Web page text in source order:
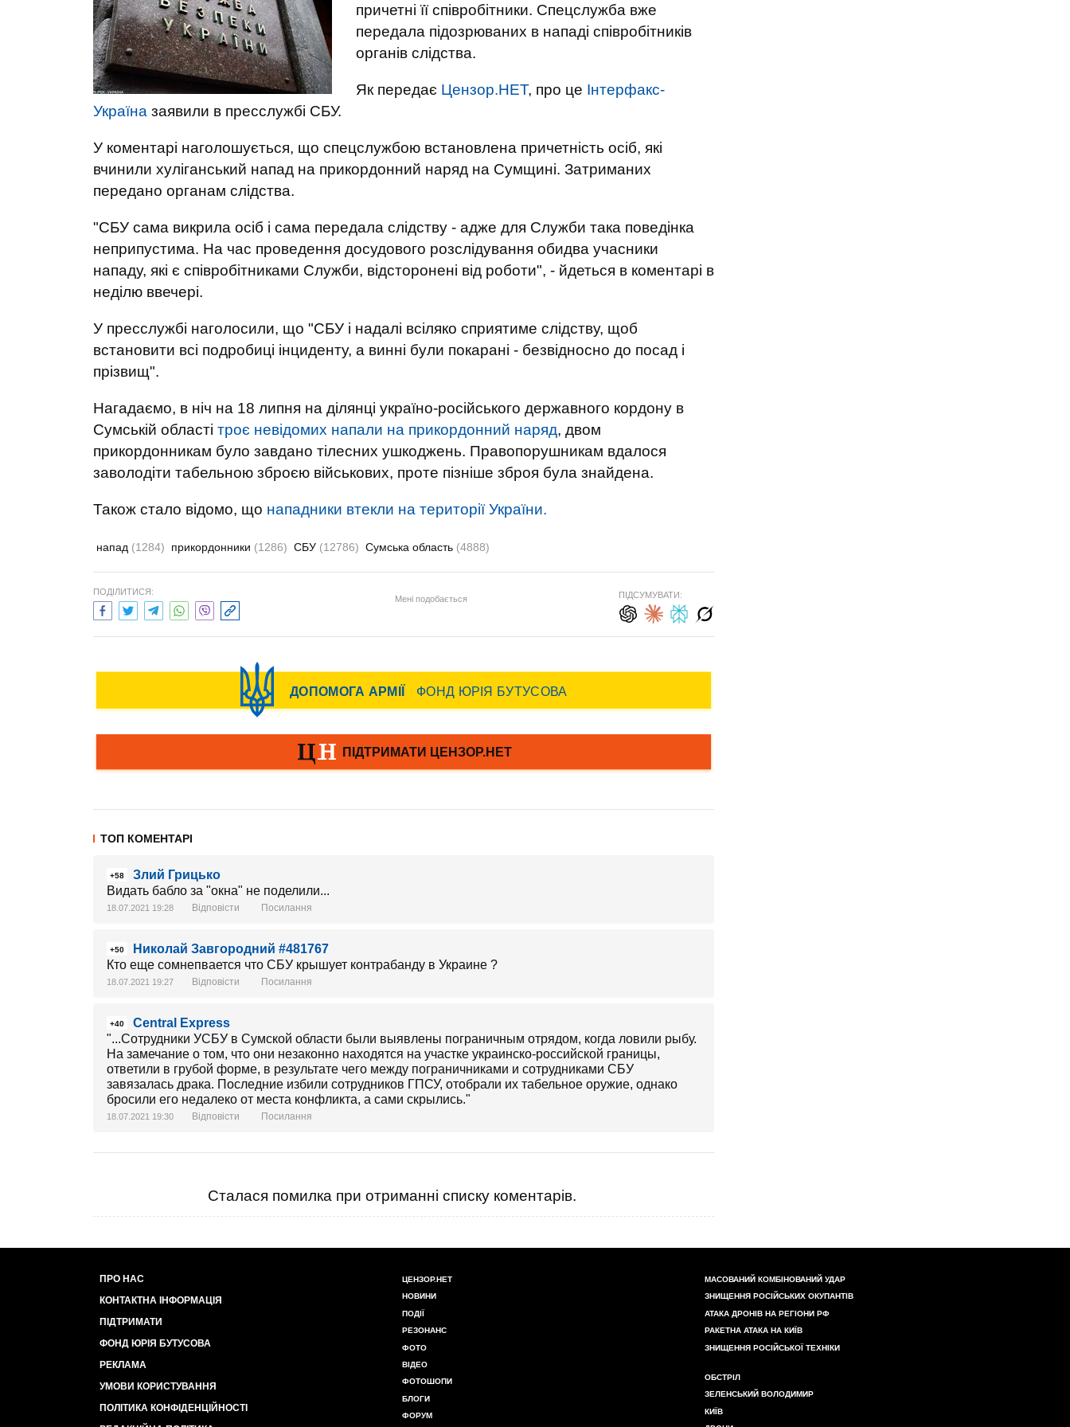
причетні її співробітники. Спецслужба вже
передала підозрюваних в нападі співробітників
органів слідства.
Як передає Цензор.НЕТ, про це Інтерфакс-
Україна заявили в пресслужбі СБУ.
У коментарі наголошується, що спецслужбою встановлена ​​причетність осіб, які
вчинили хуліганський напад на прикордонний наряд на Сумщині. Затриманих
передано органам слідства.
"СБУ сама викрила осіб і сама передала слідству - адже для Служби така поведінка
неприпустима. На час проведення досудового розслідування обидва учасники
нападу, які є співробітниками Служби, відсторонені від роботи", - йдеться в коментарі в
неділю ввечері.
У пресслужбі наголосили, що "СБУ і надалі всіляко сприятиме слідству, щоб
встановити всі подробиці інциденту, а винні були покарані - безвідносно до посад і
прізвищ".
Нагадаємо, в ніч на 18 липня на ділянці україно-російського державного кордону в
Сумській області троє невідомих напали на прикордонний наряд, двом
прикордонникам було завдано тілесних ушкоджень. Правопорушникам вдалося
заволодіти табельною зброєю військових, проте пізніше зброя була знайдена.
Також стало відомо, що нападники втекли на території України.
напад (1284) прикордонники (1286) СБУ (12786) Сумська область (4888)
ПОДІЛИТИСЯ:
Мені подобається ПІДСУМУВАТИ:
ТОП КОМЕНТАРІ
+58
Злий Грицько
Видать бабло за "окна" не поделили...
18.07.2021 19:28 Відповісти Посилання
+50
Николай Завгородний #481767
Кто еще сомнепвается что СБУ крышует контрабанду в Украине ?
18.07.2021 19:27 Відповісти Посилання
+40
Central Express
"...Сотрудники УСБУ в Сумской области были выявлены пограничным отрядом, когда ловили рыбу.
На замечание о том, что они незаконно находятся на участке украинско-российской границы,
ответили в грубой форме, в результате чего между пограничниками и сотрудниками СБУ
завязалась драка. Последние избили сотрудников ГПСУ, отобрали их табельное оружие, однако
бросили его недалеко от места конфликта, а сами скрылись."
18.07.2021 19:30 Відповісти Посилання
Сталася помилка при отриманні списку коментарів.
ПРО НАС
КОНТАКТНА ІНФОРМАЦІЯ
ПІДТРИМАТИ
ФОНД ЮРІЯ БУТУСОВА
РЕКЛАМА
УМОВИ КОРИСТУВАННЯ
ПОЛІТИКА КОНФІДЕНЦІЙНОСТІ
ЦЕНЗОР.НЕТ
НОВИНИ
ПОДІЇ
РЕЗОНАНС
ФОТО
ВІДЕО
ФОТОШОПИ
БЛОГИ
ФОРУМ
МАСОВАНИЙ КОМБІНОВАНИЙ УДАР
ЗНИЩЕННЯ РОСІЙСЬКИХ ОКУПАНТІВ
АТАКА ДРОНІВ НА РЕГІОНИ РФ
РАКЕТНА АТАКА НА КИЇВ
ЗНИЩЕННЯ РОСІЙСЬКОЇ ТЕХНІКИ
ОБСТРІЛ
ЗЕЛЕНСЬКИЙ ВОЛОДИМИР
КИЇВ